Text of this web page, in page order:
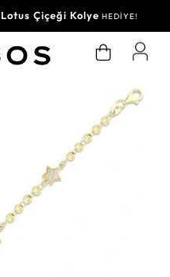
Lotus Çiçeği Kolye HEDİYE!